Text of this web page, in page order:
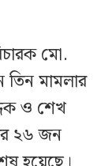
মো.
মামলার
ও শেখ
২৬ জন